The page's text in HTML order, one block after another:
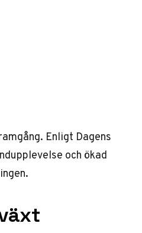
Enligt Dagens
och ökad